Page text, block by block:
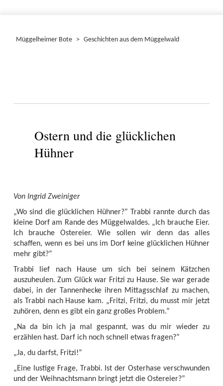
Müggelheimer Bote > Geschichten aus dem Müggelwald
Ostern und die glücklichen
Hühner
Von Ingrid Zweiniger
„Wo sind die glücklichen Hühner?” Trabbi rannte durch das
kleine Dorf am Rande des Müggelwaldes. „Ich brauche Eier.
Ich brauche Ostereier. Wie sollen wir denn das alles
schaffen, wenn es bei uns im Dorf keine glücklichen Hühner
mehr gibt?”
Trabbi lief nach Hause um sich bei seinem Kätzchen
auszuheulen. Zum Glück war Fritzi zu Hause. Sie war gerade
dabei, in der Tannenhecke ihren Mittagsschlaf zu machen,
als Trabbi nach Hause kam. „Fritzi, Fritzi, du musst mir jetzt
zuhören, denn es gibt ein ganz großes Problem.”
„Na da bin ich ja mal gespannt, was du mir wieder zu
erzählen hast. Darf ich noch schnell etwas fragen?”
„Ja, du darfst, Fritzi!”
„Eine lustige Frage, Trabbi. Ist der Osterhase verschwunden
und der Weihnachtsmann bringt jetzt die Ostereier?”